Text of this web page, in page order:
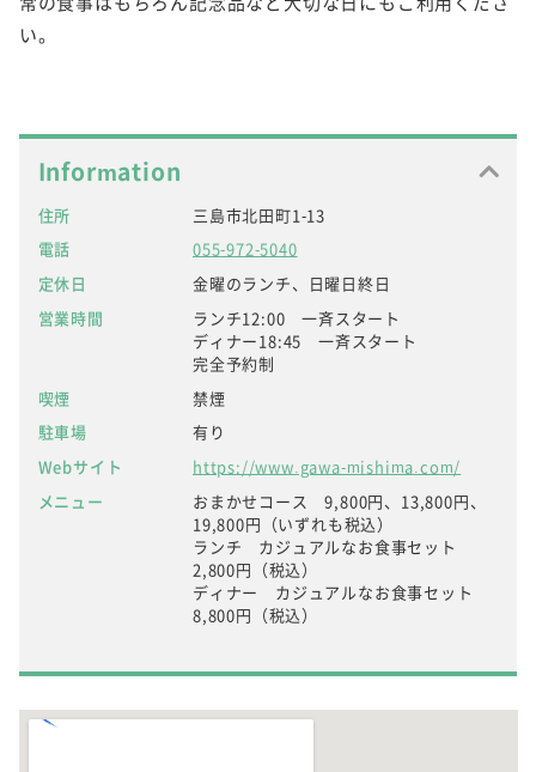
い。
Information
住所
三島市北田町1-13
電話
055-972-5040
定休日
金曜のランチ、日曜日終日
営業時間
ランチ12:00 一斉スタート
ディナー18:45 一斉スタート
完全予約制
喫煙
禁煙
駐車場
有り
Webサイト
https://www.gawa-mishima.com/
メニュー
おまかせコース 9,800円、13,800円、
19,800円（いずれも税込）
ランチ カジュアルなお食事セット
2,800円（税込）
ディナー カジュアルなお食事セット
8,800円（税込）